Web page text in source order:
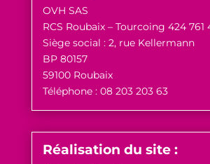
OVH SAS
RCS Roubaix – Tourcoing 424 761
Siège social : 2, rue Kellermann
BP 80157
59100 Roubaix
Téléphone : 08 203 203 63
Réalisation du site :